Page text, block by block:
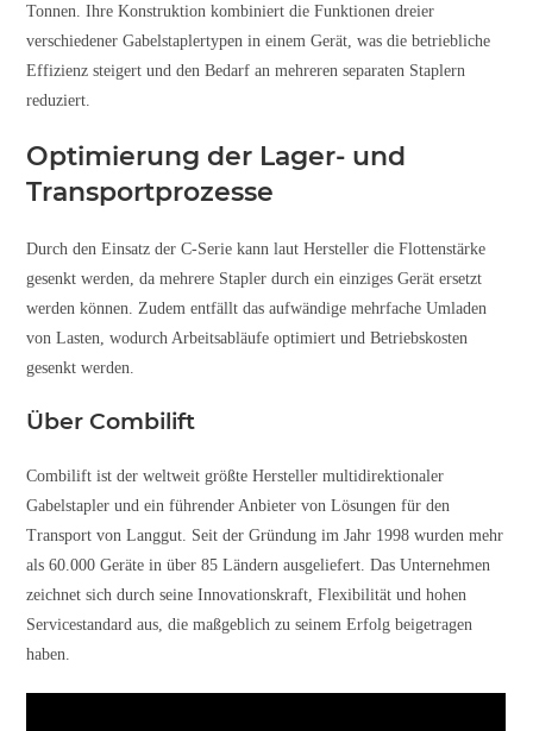
Tonnen. Ihre Konstruktion kombiniert die Funktionen dreier
verschiedener Gabelstaplertypen in einem Gerät, was die betriebliche
Effizienz steigert und den Bedarf an mehreren separaten Staplern
reduziert.
Optimierung der Lager- und
Transportprozesse
Durch den Einsatz der C-Serie kann laut Hersteller die Flottenstärke
gesenkt werden, da mehrere Stapler durch ein einziges Gerät ersetzt
werden können. Zudem entfällt das aufwändige mehrfache Umladen
von Lasten, wodurch Arbeitsabläufe optimiert und Betriebskosten
gesenkt werden.
Über Combilift
Combilift ist der weltweit größte Hersteller multidirektionaler
Gabelstapler und ein führender Anbieter von Lösungen für den
Transport von Langgut. Seit der Gründung im Jahr 1998 wurden mehr
als 60.000 Geräte in über 85 Ländern ausgeliefert. Das Unternehmen
zeichnet sich durch seine Innovationskraft, Flexibilität und hohen
Servicestandard aus, die maßgeblich zu seinem Erfolg beigetragen
haben.